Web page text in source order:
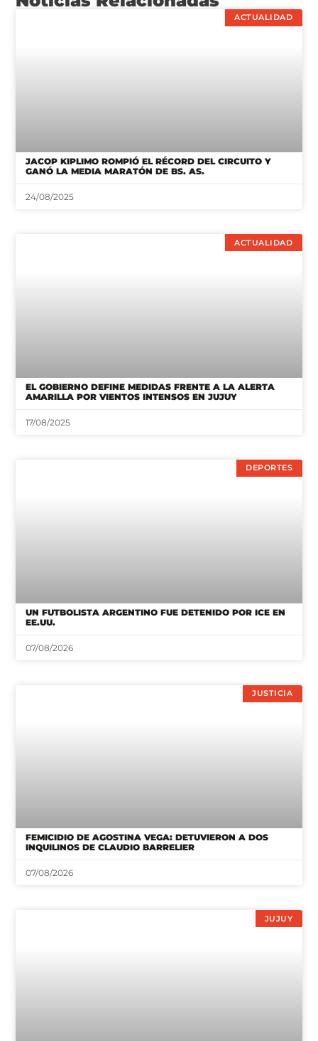
ACTUALIDAD
JACOP KIPLIMO ROMPIÓ EL RÉCORD DEL CIRCUITO Y
GANÓ LA MEDIA MARATÓN DE BS. AS.
24/08/2025
ACTUALIDAD
EL GOBIERNO DEFINE MEDIDAS FRENTE A LA ALERTA
AMARILLA POR VIENTOS INTENSOS EN JUJUY
17/08/2025
DEPORTES
UN FUTBOLISTA ARGENTINO FUE DETENIDO POR ICE EN
EE.UU.
07/08/2026
JUSTICIA
FEMICIDIO DE AGOSTINA VEGA: DETUVIERON A DOS
INQUILINOS DE CLAUDIO BARRELIER
07/08/2026
JUJUY